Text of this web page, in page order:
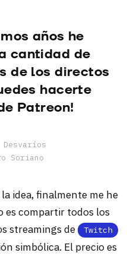
años he
cantidad de
de los directos
hacerte
Patreon!
Desvaríos
Soriano
idea, finalmente me he
es compartir todos los
streamings de Twitch
simbólica. El precio es